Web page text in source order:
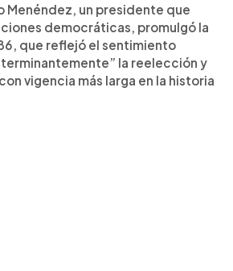
Menéndez, un presidente que
democráticas, promulgó la
que reflejó el sentimiento
la reelección y
vigencia más larga en la historia